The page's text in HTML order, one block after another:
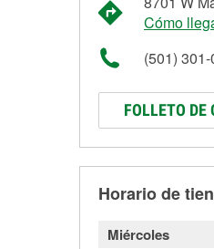
Cómo
(501)
FOLLETO DE
Horario de
Miércoles